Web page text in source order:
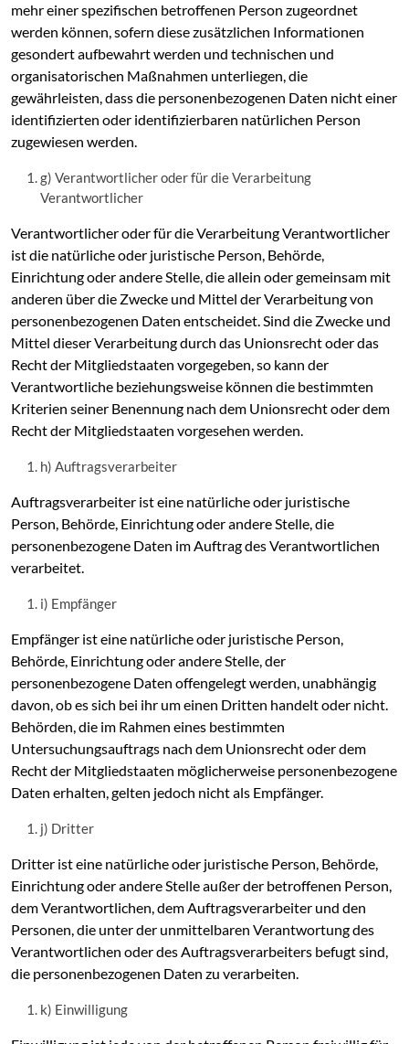
mehr einer spezifischen betroffenen Person zugeordnet
werden können, sofern diese zusätzlichen Informationen
gesondert aufbewahrt werden und technischen und
organisatorischen Maßnahmen unterliegen, die
gewährleisten, dass die personenbezogenen Daten nicht einer
identifizierten oder identifizierbaren natürlichen Person
zugewiesen werden.
g) Verantwortlicher oder für die Verarbeitung
Verantwortlicher
Verantwortlicher oder für die Verarbeitung Verantwortlicher
ist die natürliche oder juristische Person, Behörde,
Einrichtung oder andere Stelle, die allein oder gemeinsam mit
anderen über die Zwecke und Mittel der Verarbeitung von
personenbezogenen Daten entscheidet. Sind die Zwecke und
Mittel dieser Verarbeitung durch das Unionsrecht oder das
Recht der Mitgliedstaaten vorgegeben, so kann der
Verantwortliche beziehungsweise können die bestimmten
Kriterien seiner Benennung nach dem Unionsrecht oder dem
Recht der Mitgliedstaaten vorgesehen werden.
h) Auftragsverarbeiter
Auftragsverarbeiter ist eine natürliche oder juristische
Person, Behörde, Einrichtung oder andere Stelle, die
personenbezogene Daten im Auftrag des Verantwortlichen
verarbeitet.
i) Empfänger
Empfänger ist eine natürliche oder juristische Person,
Behörde, Einrichtung oder andere Stelle, der
personenbezogene Daten offengelegt werden, unabhängig
davon, ob es sich bei ihr um einen Dritten handelt oder nicht.
Behörden, die im Rahmen eines bestimmten
Untersuchungsauftrags nach dem Unionsrecht oder dem
Recht der Mitgliedstaaten möglicherweise personenbezogene
Daten erhalten, gelten jedoch nicht als Empfänger.
j) Dritter
Dritter ist eine natürliche oder juristische Person, Behörde,
Einrichtung oder andere Stelle außer der betroffenen Person,
dem Verantwortlichen, dem Auftragsverarbeiter und den
Personen, die unter der unmittelbaren Verantwortung des
Verantwortlichen oder des Auftragsverarbeiters befugt sind,
die personenbezogenen Daten zu verarbeiten.
k) Einwilligung